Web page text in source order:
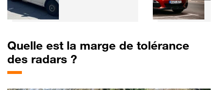
Quelle est la marge de tolérance
des radars ?